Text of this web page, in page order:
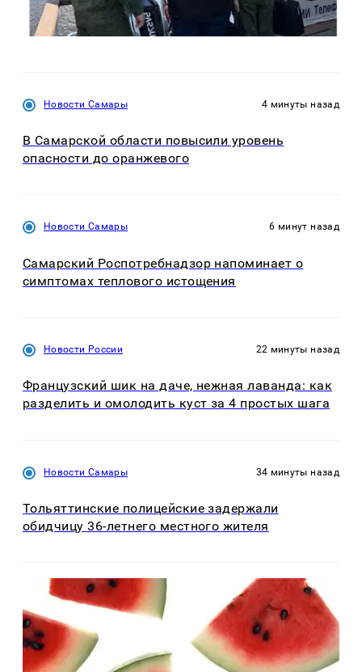
Новости Самары 4 минуты назад
В Самарской области повысили уровень
опасности до оранжевого
Новости Самары 6 минут назад
Самарский Роспотребнадзор напоминает о
симптомах теплового истощения
Новости России 22 минуты назад
Французский шик на даче, нежная лаванда: как
разделить и омолодить куст за 4 простых шага
Новости Самары 34 минуты назад
Тольяттинские полицейские задержали
обидчицу 36-летнего местного жителя